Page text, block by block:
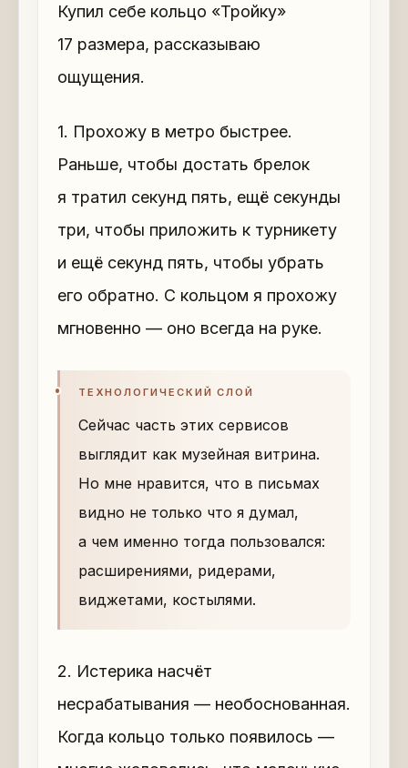
Купил себе кольцо «Тройку»
17 размера, рассказываю
ощущения.
1. Прохожу в метро быстрее.
Раньше, чтобы достать брелок
я тратил секунд пять, ещё секунды
три, чтобы приложить к турникету
и ещё секунд пять, чтобы убрать
его обратно. С кольцом я прохожу
мгновенно — оно всегда на руке.
ТЕХНОЛОГИЧЕСКИЙ СЛОЙ
Сейчас часть этих сервисов
выглядит как музейная витрина.
Но мне нравится, что в письмах
видно не только что я думал,
а чем именно тогда пользовался:
расширениями, ридерами,
виджетами, костылями.
2. Истерика насчёт
несрабатывания — необоснованная.
Когда кольцо только появилось —